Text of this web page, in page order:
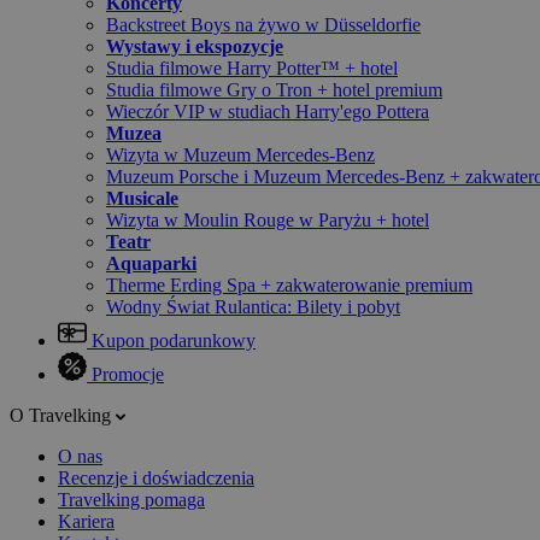
Backstreet Boys na żywo w Düsseldorfie
Wystawy i ekspozycje
Studia filmowe Harry Potter™ + hotel
Studia filmowe Gry o Tron + hotel premium
Wieczór VIP w studiach Harry'ego Pottera
Muzea
Wizyta w Muzeum Mercedes-Benz
Muzeum Porsche i Muzeum Mercedes-Benz +
Musicale
Wizyta w Moulin Rouge w Paryżu + hotel
Teatr
Aquaparki
Therme Erding Spa + zakwaterowanie premium
Wodny Świat Rulantica: Bilety i pobyt
Kupon podarunkowy
Promocje
O Travelking
O nas
Recenzje i doświadczenia
Travelking pomaga
Kariera